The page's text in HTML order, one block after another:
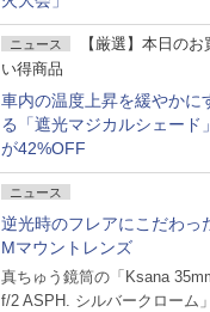
ニュース
【厳選】本日のお
い得商品
車内の温度上昇を緩やかに
る「遮光マジカルシェード」
が42%OFF
ニュース
逆光時のフレアにこだわっ
Mマウントレンズ
真ちゅう鏡筒の「Ksana
f/2 ASPH. シルバークローム」